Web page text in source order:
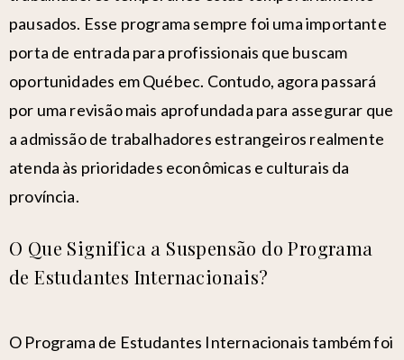
pausados. Esse programa sempre foi uma importante
porta de entrada para profissionais que buscam
oportunidades em Québec. Contudo, agora passará
por uma revisão mais aprofundada para assegurar que
a admissão de trabalhadores estrangeiros realmente
atenda às prioridades econômicas e culturais da
província.
O Que Significa a Suspensão do Programa
de Estudantes Internacionais?
O Programa de Estudantes Internacionais também foi